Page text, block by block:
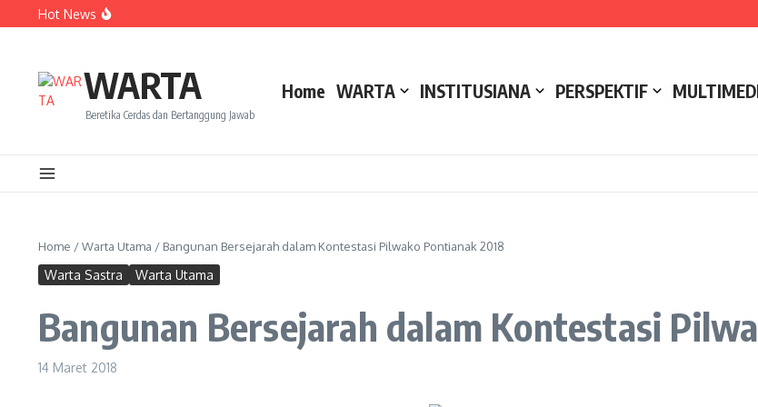
Lewati ke konten
Hot News
Amanah Baru Arskal Salim untuk Kemajuan IAIN Pontianak
WARTA
Beretika Cerdas dan Bertanggung Jawab
Home WARTA INSTITUSIANA PERSPEKTIF
Home /Warta Utama / Bangunan Bersejarah dalam Kontestasi Pilwako Pontianak 2018
Warta Sastra Warta Utama
Bangunan Bersejarah dalam Kontestasi
14 Maret 2018